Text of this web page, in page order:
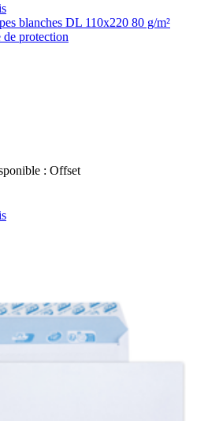
blanches DL 110x220 80 g/m²
de protection
: Offset